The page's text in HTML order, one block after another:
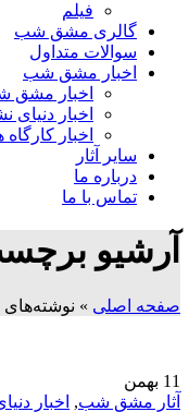
فیلم
گالری مشق شب
سوالات متداول
اخبار مشق شب
اخبار مشق
اخبار دنیای
اخبار
سایر آثار
درباره ما
تماس با ما
آرشیو
صفحه اصلی »
11 بهمن
آثار مشق شب, اخبار